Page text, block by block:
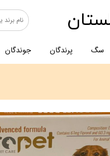
سگ پرندگان جوندگان